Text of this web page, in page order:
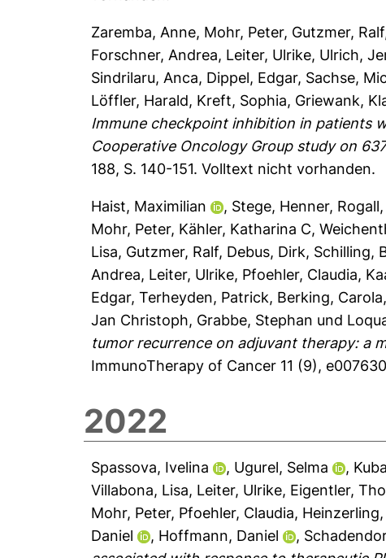
Zaremba, Anne, Mohr, Peter, Gutzmer, Ralf
Forschner, Andrea, Leiter, Ulrike, Ulrich,
Sindrilaru, Anca, Dippel, Edgar, Sachse,
Löffler, Harald, Kreft, Sophia, Griewank,
Immune checkpoint inhibition in patients
Cooperative Oncology Group study on
188, S. 140-151.Volltext nicht vorhanden.
Haist, Maximilian , Stege, Henner,
Mohr, Peter, Kähler, Katharina C,
Lisa, Gutzmer, Ralf, Debus, Dirk, Schilling,
Andrea, Leiter, Ulrike, Pfoehler, Claudia,
Edgar,Terheyden, Patrick, Berking, Carola,
Jan Christoph, Grabbe, Stephan und
tumor recurrence on adjuvant therapy: a
ImmunoTherapy of Cancer 11 (9),
2022
Spassova, Ivelina , Ugurel, Selma ,
Villabona, Lisa, Leiter, Ulrike, Eigentler,
Mohr, Peter, Pfoehler, Claudia,
Daniel
, Hoffmann, Daniel ,